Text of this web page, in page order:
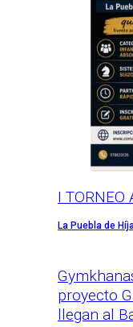
I TORNEO
La Puebla de
proyecto
llegan al